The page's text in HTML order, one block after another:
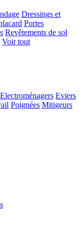
Dressings et
Portes
Revêtements de sol
Voir tout
Electroménagers Eviers
Poignées Mitigeurs